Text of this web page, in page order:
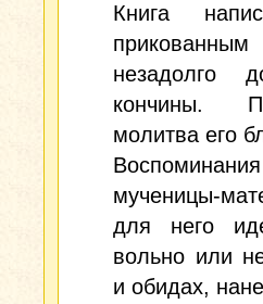
Книга
незадолго
кончины.
молитва его
мученицы-
для него
вольно или
и обидах,